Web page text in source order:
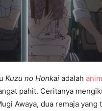
Kuzu no Honkai adalah
pahit. Ceritanya
Awaya, dua remaja yang